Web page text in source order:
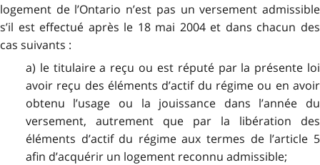
logement de l’Ontario n’est pas un versement admissible
s’il est effectué après le 18 mai 2004 et dans chacun des
cas suivants :
a) le titulaire a reçu ou est réputé par la présente loi
avoir reçu des éléments d’actif du régime ou en avoir
obtenu l’usage ou la jouissance dans l’année du
versement, autrement que par la libération des
éléments d’actif du régime aux termes de l’article 5
afin d’acquérir un logement reconnu admissible;